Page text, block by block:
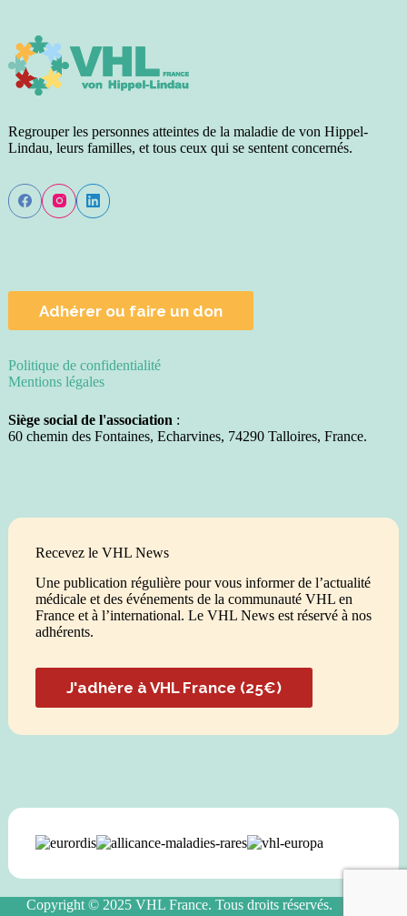
Regrouper les personnes atteintes de la maladie de von Hippel-
Lindau, leurs familles, et tous ceux qui se sentent concernés.
Adhérer ou faire un don
Politique de confidentialité
Mentions légales
Siège social de l'association:
60 chemin des Fontaines, Echarvines, 74290 Talloires, France.
Recevez le VHL News
Une publication régulière pour vous informer de l’actualité
médicale et des événements de la communauté VHL en
France et à l’international. Le VHL News est réservé à nos
adhérents.
J'adhère à VHL France (25€)
Copyright © 2025 VHL France. Tous droits réservés.